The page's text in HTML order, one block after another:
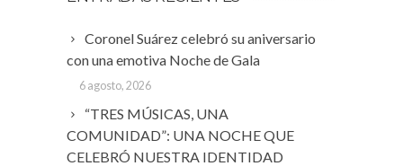
Coronel Suárez celebró su aniversario
con una emotiva Noche de Gala
6 agosto, 2026
“TRES MÚSICAS, UNA
COMUNIDAD”: UNA NOCHE QUE
CELEBRÓ NUESTRA IDENTIDAD